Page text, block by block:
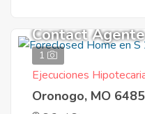
1
Contact Agente
Ejecuciones
Oronogo, MO